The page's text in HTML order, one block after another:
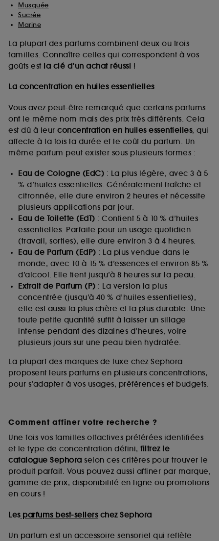
Musquée
Sucrée
Marine
La plupart des parfums combinent deux ou trois
familles. Connaître celles qui correspondent à vos
goûts est la clé d’un achat réussi !
La concentration en huiles essentielles
Vous avez peut-être remarqué que certains parfums
ont le même nom mais des prix très différents. Cela
est dû à leur concentration en huiles essentielles, qui
affecte à la fois la durée et le coût du parfum. Un
même parfum peut exister sous plusieurs formes :
Eau de Cologne (EdC) : La plus légère, avec 3 à 5
% d’huiles essentielles. Généralement fraîche et
citronnée, elle dure environ 2 heures et nécessite
plusieurs applications par jour.
Eau de Toilette (EdT) : Contient 5 à 10 % d’huiles
essentielles. Parfaite pour un usage quotidien
(travail, sorties), elle dure environ 3 à 4 heures.
Eau de Parfum (EdP) : La plus vendue dans le
monde, avec 10 à 15 % d’essences et environ 85 %
d’alcool. Elle tient jusqu’à 8 heures sur la peau.
Extrait de Parfum (P) : La version la plus
concentrée (jusqu’à 40 % d’huiles essentielles),
elle est aussi la plus chère et la plus durable. Une
toute petite quantité suffit à laisser un sillage
intense pendant des dizaines d’heures, voire
plusieurs jours sur une peau bien hydratée.
La plupart des marques de luxe chez Sephora
proposent leurs parfums en plusieurs concentrations,
pour s’adapter à vos usages, préférences et budgets.
Comment affiner votre recherche ?
Une fois vos familles olfactives préférées identifiées
et le type de concentration défini, filtrez le
catalogue Sephora selon ces critères pour trouver le
produit parfait. Vous pouvez aussi affiner par marque,
gamme de prix, disponibilité en ligne ou promotions
en cours !
Lesparfums best-sellerschez Sephora
Un parfum est un accessoire sensoriel qui reflète